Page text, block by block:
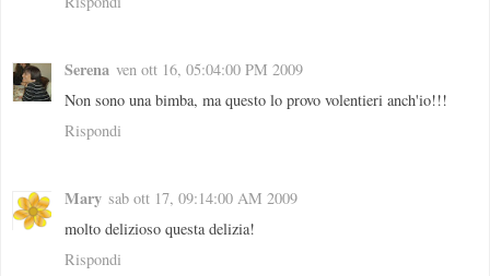
Serena ven ott 16, 05:04:00 PM 2009
Non sono una bimba, ma questo lo provo volentieri anch'io!!!
Rispondi
Mary sab ott 17, 09:14:00 AM 2009
molto delizioso questa delizia!
Rispondi